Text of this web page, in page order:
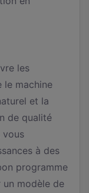
les
le machine
et la
de qualité
vous
à des
programme
modèle de